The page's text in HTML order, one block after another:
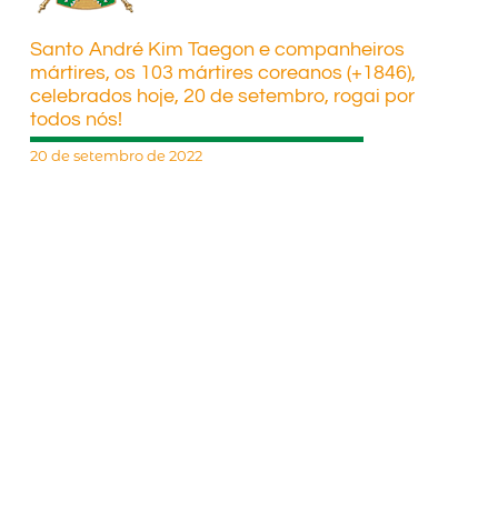
Santo André Kim Taegon e companheiros
mártires, os 103 mártires coreanos (+1846),
celebrados hoje, 20 de setembro, rogai por
todos nós!
20 de setembro de 2022